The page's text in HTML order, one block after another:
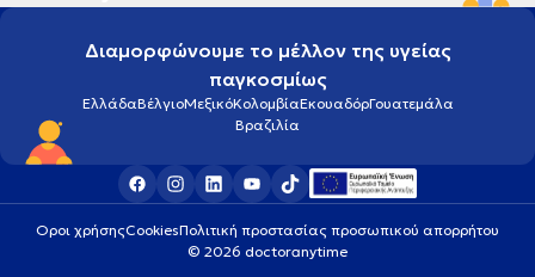
Διαμορφώνουμε το μέλλον της υγείας
παγκοσμίως
ΕλλάδαΒέλγιοΜεξικόΚολομβίαΕκουαδόρΓουατεμάλα
Βραζιλία
Οροι χρήσηςCookiesΠολιτική προστασίας προσωπικού απορρήτου
© 2026 doctoranytime